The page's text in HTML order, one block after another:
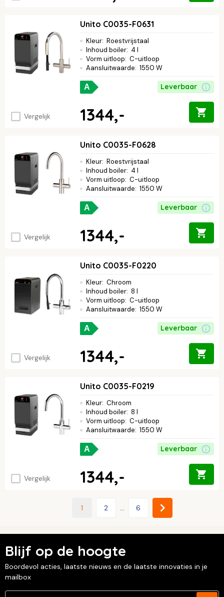
Vergelijk
Unito C0035-F0631
Kleur: Roestvrijstaal
Inhoud boiler: 4 l
Vorm uitloop: C-uitloop
Aansluitwaarde: 1550 W
A Leverbaar
1344,-
Vergelijk
Unito C0035-F0628
Kleur: Roestvrijstaal
Inhoud boiler: 4 l
Vorm uitloop: C-uitloop
Aansluitwaarde: 1550 W
A Leverbaar
1344,-
Vergelijk
Unito C0035-F0220
Kleur: Chroom
Inhoud boiler: 8 l
Vorm uitloop: C-uitloop
Aansluitwaarde: 1550 W
A Leverbaar
1344,-
Vergelijk
Unito C0035-F0219
Kleur: Chroom
Inhoud boiler: 8 l
Vorm uitloop: C-uitloop
Aansluitwaarde: 1550 W
A Leverbaar
1344,-
1 2 ... 6
Blijf op de hoogte
Boordevol acties, laatste nieuws en de laatste innovaties in je
mailbox